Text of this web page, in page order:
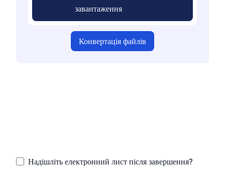
завантаження
Конвертація файлів
Надішліть електронний лист після завершення?